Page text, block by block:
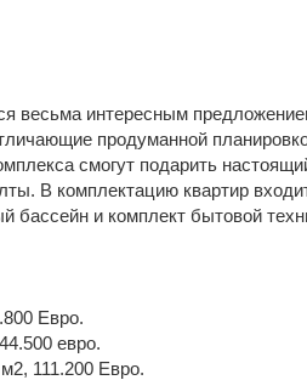
весьма интересным
продуманной
смогут подарить
В комплектацию квартир
бассейн и комплект бытовой
Евро.
евро.
111.200 Евро.